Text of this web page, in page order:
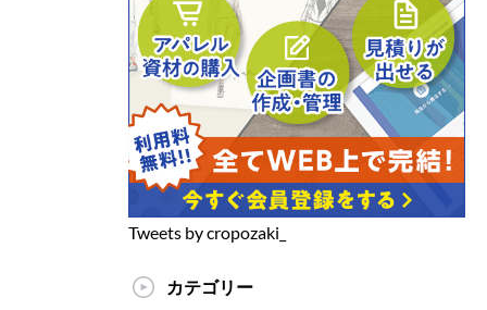
Tweets by cropozaki_
カテゴリー